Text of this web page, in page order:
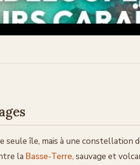
seule île, mais à une
la Basse-Terre, sauvage et